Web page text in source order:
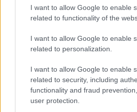
I want to allow Google to enable
related to functionality of the
I want to allow Google to enable
related to personalization.
I want to allow Google to enable
related to security, including
functionality and fraud
user protection.